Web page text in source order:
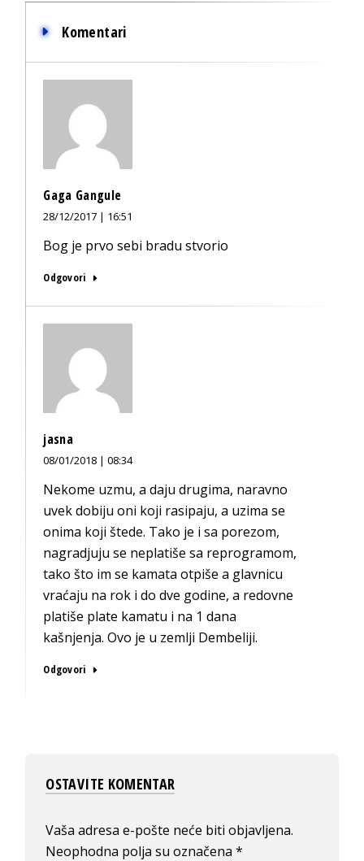
Komentari
Gaga Gangule
28/12/2017 | 16:51
Bog je prvo sebi bradu stvorio
Odgovori
jasna
08/01/2018 | 08:34
Nekome uzmu, a daju drugima, naravno
uvek dobiju oni koji rasipaju, a uzima se
onima koji štede. Tako je i sa porezom,
nagradjuju se neplatiše sa reprogramom,
tako što im se kamata otpiše a glavnicu
vraćaju na rok i do dve godine, a redovne
platiše plate kamatu i na 1 dana
kašnjenja. Ovo je u zemlji Dembeliji.
Odgovori
OSTAVITE KOMENTAR
Vaša adresa e-pošte neće biti objavljena.
Neophodna polja su označena*